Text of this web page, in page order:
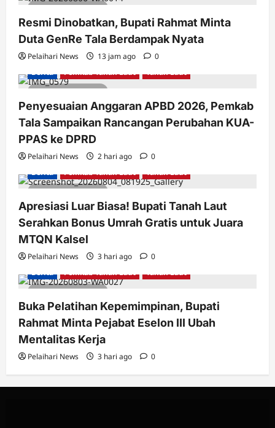
3 minutes read
Resmi Dinobatkan, Bupati Rahmat Minta
Duta GenRe Tala Berdampak Nyata
Pelaihari News 13 jam ago 0
2 minutes read
Berita Pemkab Tanah Laut Tanah Laut
Penyesuaian Anggaran APBD 2026, Pemkab
Tala Sampaikan Rancangan Perubahan KUA-
PPAS ke DPRD
Pelaihari News 2 hari ago 0
2 minutes read
Berita Pemkab Tanah Laut Tanah Laut
Apresiasi Luar Biasa! Bupati Tanah Laut
Serahkan Bonus Umrah Gratis untuk Juara
MTQN Kalsel
Pelaihari News 3 hari ago 0
2 minutes read
Berita Pemkab Tanah Laut Tanah Laut
Buka Pelatihan Kepemimpinan, Bupati
Rahmat Minta Pejabat Eselon III Ubah
Mentalitas Kerja
Pelaihari News 3 hari ago 0